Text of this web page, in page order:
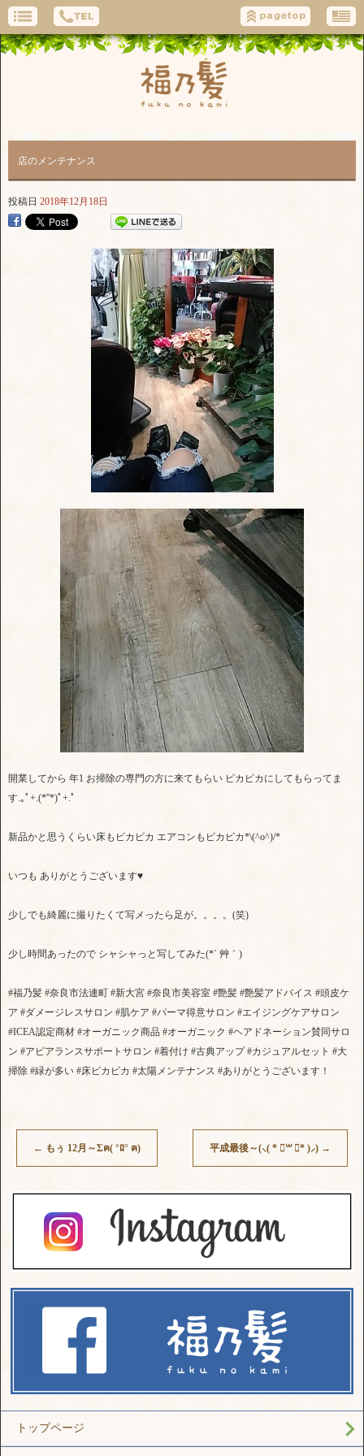
店のメンテナンス
投稿日 2018年12月18日
開業してから 年1 お掃除の専門の方に来てもらい ピカピカにしてもらってま
す.｡ﾟ+.(*''*)ﾟ+.ﾟ
新品かと思うくらい床もピカピカ エアコンもピカピカ*\(^o^)/*
いつも ありがとうございます♥
少しでも綺麗に撮りたくて写メったら足が。。。。(笑)
少し時間あったので シャシャっと写してみた(*´ 艸｀)
#福乃髪 #奈良市法連町 #新大宮 #奈良市美容室 #艶髪 #艶髪アドバイス #頭皮ケ
ア #ダメージレスサロン #肌ケア #パーマ得意サロン #エイジングケアサロン
#ICEA認定商材 #オーガニック商品 #オーガニック #ヘアドネーション賛同サロ
ン #アピアランスサポートサロン #着付け #古典アップ #カジュアルセット #大
掃除 #緑が多い #床ピカピカ #太陽メンテナンス #ありがとうございます！
← もぅ 12月～Σฅ( °ﾛ° ฅ) 平成最後～(⸜( * ॑꒳ ॑* )⸝) →
トップページ